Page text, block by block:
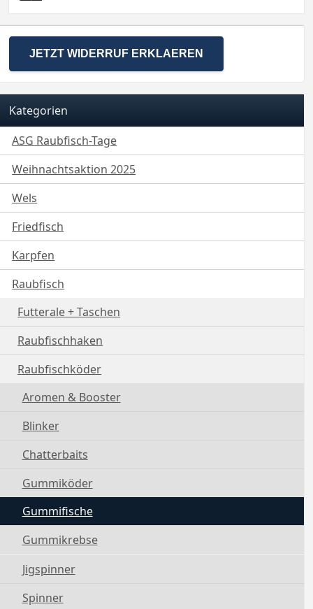
JETZT WIDERRUF ERKLAEREN
Kategorien
ASG Raubfisch-Tage
Weihnachtsaktion 2025
Wels
Friedfisch
Karpfen
Raubfisch
Futterale + Taschen
Raubfischhaken
Raubfischköder
Aromen & Booster
Blinker
Chatterbaits
Gummiköder
Gummifische
Gummikrebse
Jigspinner
Spinner